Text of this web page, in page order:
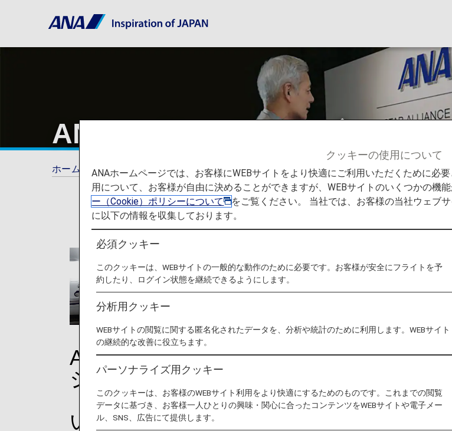
ANAマイレージクラブ
ホーム ANAマイレージクラブ
ANAマイレー
ジクラブ
（AMC）につ
いて
ANAマイレージクラブ会員
特典
ANA
クッキーの使用について
ANAホームページでは、お客様にWEBサイトをより快適にご利用いただくために必
用について、お客様が自由に決めることができますが、WEBサイトのいくつかの機
ー（Cookie）ポリシーについて
をご覧ください。 当社では、お客様の当社ウェブ
に以下の情報を収集しております。
必須クッキー
このクッキーは、WEBサイトの一般的な動作のために必要です。お客様が安全にフライトを予
約したり、ログイン状態を継続できるようにします。
分析用クッキー
WEBサイトの閲覧に関する匿名化されたデータを、分析や統計のために利用します。WEBサイト
の継続的な改善に役立ちます。
パーソナライズ用クッキー
このクッキーは、お客様のWEBサイト利用をより快適にするためのものです。これまでの閲覧
データに基づき、お客様一人ひとりの興味・関心に合ったコンテンツをWEBサイトや電子メー
ル、SNS、広告にて提供します。